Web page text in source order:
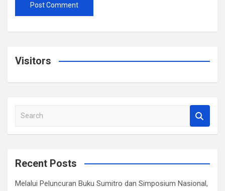
Visitors
a
c
Recent Posts
Melalui Peluncuran Buku Sumitro dan Simposium Nasional,